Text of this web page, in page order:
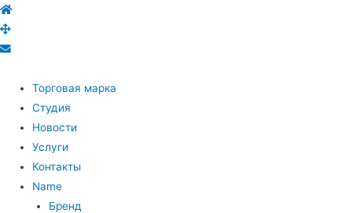
Торговая марка
Студия
Новости
Услуги
Контакты
Name
Бренд